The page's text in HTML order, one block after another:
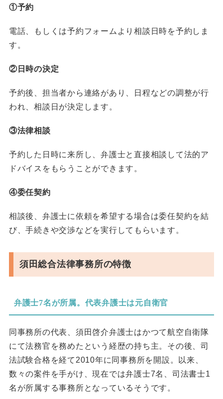
①予約
電話、もしくは予約フォームより相談日時を予約しま
す。
②日時の決定
予約後、担当者から連絡があり、日程などの調整が行
われ、相談日が決定します。
③法律相談
予約した日時に来所し、弁護士と直接相談して法的ア
ドバイスをもらうことができます。
④委任契約
相談後、弁護士に依頼を希望する場合は委任契約を結
び、手続きや交渉などを実行してもらいます。
須田総合法律事務所の特徴
弁護士7名が所属。代表弁護士は元自衛官
同事務所の代表、須田啓介弁護士はかつて航空自衛隊
にて法務官を務めたという経歴の持ち主。その後、司
法試験合格を経て2010年に同事務所を開設。以来、
数々の案件を手がけ、現在では弁護士7名、司法書士1
名が所属する事務所となっているそうです。